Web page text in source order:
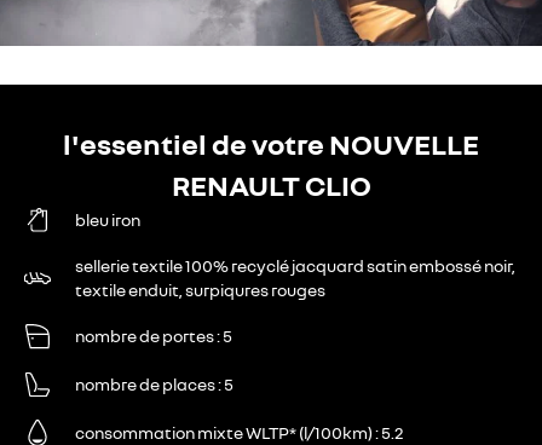
l'essentiel de votre NOUVELLE
RENAULT CLIO
bleu iron
sellerie textile 100% recyclé jacquard satin embossé noir,
textile enduit, surpiqures rouges
nombre de portes 5
nombre de places 5
consommation mixte WLTP* (l/100km) 5.2